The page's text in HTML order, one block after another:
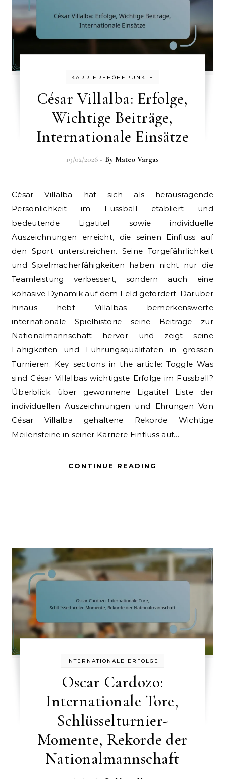
KARRIEREHÖHEPUNKTE
César Villalba: Erfolge,
Wichtige Beiträge,
Internationale Einsätze
19/02/2026 - By Mateo Vargas
César Villalba hat sich als herausragende
Persönlichkeit im Fussball etabliert und
bedeutende Ligatitel sowie individuelle
Auszeichnungen erreicht, die seinen Einfluss auf
den Sport unterstreichen. Seine Torgefährlichkeit
und Spielmacherfähigkeiten haben nicht nur die
Teamleistung verbessert, sondern auch eine
kohäsive Dynamik auf dem Feld gefördert. Darüber
hinaus hebt Villalbas bemerkenswerte
internationale Spielhistorie seine Beiträge zur
Nationalmannschaft hervor und zeigt seine
Fähigkeiten und Führungsqualitäten in grossen
Turnieren. Key sections in the article: Toggle Was
sind César Villalbas wichtigste Erfolge im Fussball?
Überblick über gewonnene Ligatitel Liste der
individuellen Auszeichnungen und Ehrungen Von
César Villalba gehaltene Rekorde Wichtige
Meilensteine in seiner Karriere Einfluss auf…
CONTINUE READING
INTERNATIONALE ERFOLGE
Oscar Cardozo:
Internationale Tore,
Schlüsselturnier-
Momente, Rekorde der
Nationalmannschaft